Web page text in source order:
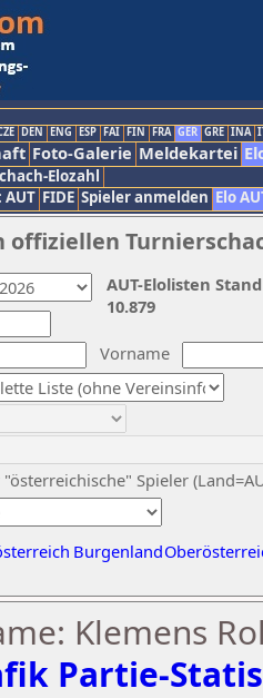
DEN ENG ESP FAI FIN FRA GER GRE INA
Foto-Galerie Meldekartei
Elozahl
FIDE Spieler anmelden Elo
Vorname
Spieler
Burgenland
AUT-Elolisten
10.879
Klemens
Partie-